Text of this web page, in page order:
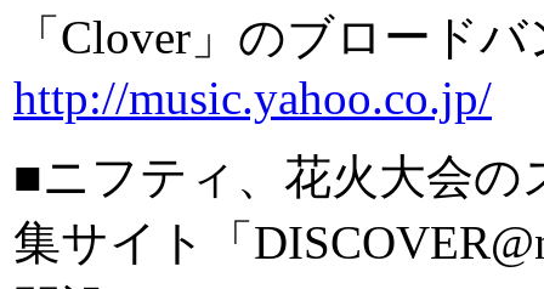
「Clover」のブロード
http://music.yahoo.co.jp/
■ニフティ、花火大会
集サイト「